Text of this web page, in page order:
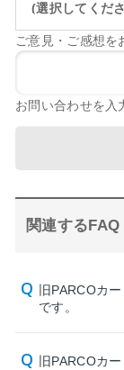
(選択してくだ
ご意見・ご感想を
お問い合わせを入
関連するFAQ
旧PARCOカ
です。
旧PARCOカ